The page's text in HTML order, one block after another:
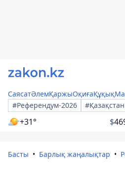
СаясатӘлемҚаржыОқиғаҚұқық
#Референдум-2026
+31° $
Басты Барлық жаңалықтар